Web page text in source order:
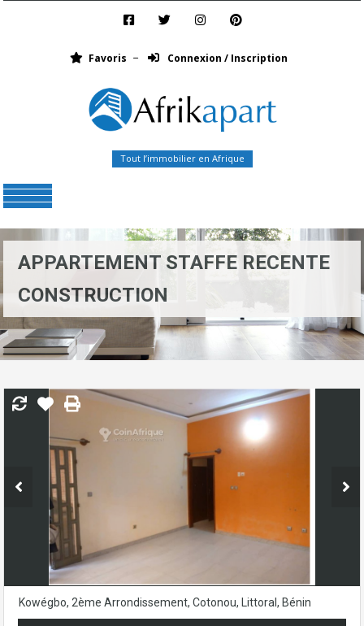
Favoris Connexion / Inscription
Tout l’immobilier en Afrique
APPARTEMENT STAFFE RECENTE
CONSTRUCTION
Kowégbo, 2ème Arrondissement, Cotonou, Littoral, Bénin